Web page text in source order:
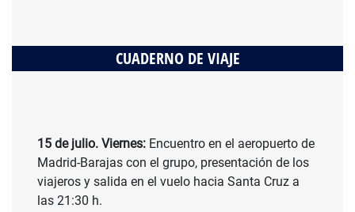
CUADERNO DE VIAJE
15 de julio. Viernes: Encuentro en el aeropuerto de
Madrid-Barajas con el grupo, presentación de los
viajeros y salida en el vuelo hacia Santa Cruz a
las 21:30 h.